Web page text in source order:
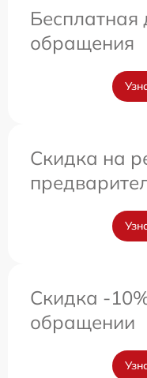
Бесплатная
обращения
Скидка на
Скидка -
обращении